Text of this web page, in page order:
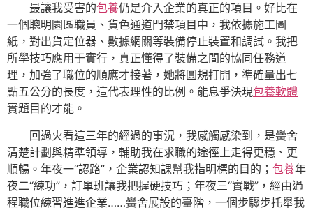
最讓我受害的包養仍是介入企業的真正的項目。好比在
一個聰明園區職員、貨色通道門禁項目中，我依據施工圖
紙，對出貨定位器、數據網關等裝備停止裝置和調試。我把
所學技巧應用于實行，真正懂得了裝備之間的協同任務道
理，加強了職位的順應才接著，她將圓規打開，準確量出七
點五公分的長度，這代表理性的比例。能息爭決現包養軟體
實題目的才能。
回過火看這三年的經過的事況，我感觸感染到，是黌舍
清楚計劃與精準領導，輔助我在求職的途徑上走得更穩、更
順暢。年夜一“認路”，企業認知課幫我指明標的目的； 包養年
夜二“練功”，訂單班讓我把握硬技巧；年夜三“實戰”，經由過
程職位練習進進企業……黌舍展設的臺階，一個步驟步托舉我